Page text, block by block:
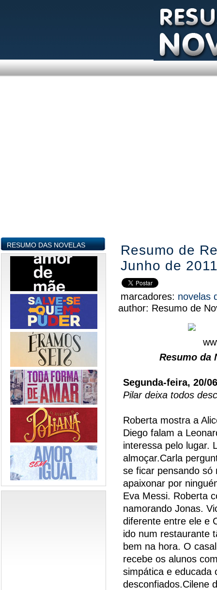
RESUMO DAS NOVELAS
Resumo de
Junho de
marcadores: novelas
author: Resumo de
Resumo da
Segunda-feira, 20/
Pilar deixa todos
Roberta mostra a
Diego falam a
interessa pelo lugar.
almoçar.Carla
se ficar pensando só
apaixonar por
Eva Messi. Roberta
namorando Jonas.
diferente entre ele e
ido num restaurante
bem na hora. O
recebe os alunos
simpática e educada
desconfiados.Cilene